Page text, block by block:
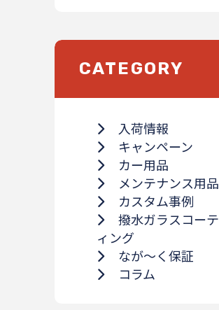
CATEGORY
入荷情報
キャンペーン
カー用品
メンテナンス用品
カスタム事例
撥水ガラスコーテ
ィング
なが～く保証
コラム